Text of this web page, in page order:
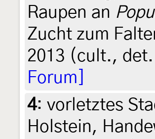
Raupen an
Zucht zum
2013 (cult.,
Forum]
4: vorletztes
Holstein,